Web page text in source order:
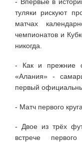
туляки рискуют
матчах
чемпионатов и
никогда.
- Как и прежние
«Алания» -
первый
- Матч первого
- Двое из трёх
встрече